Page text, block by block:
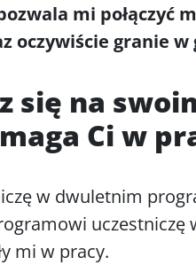
mi połączyć
oczywiście granie w
się na
Ci w
w dwuletnim
mi w pracy.